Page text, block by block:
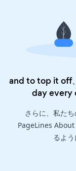
and to top it off
day every
さらに、私た
PageLines
るよ